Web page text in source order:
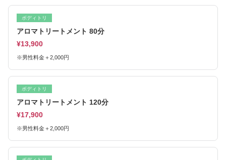
ボディトリ
アロマトリートメント 80分
¥13,900
※男性料金＋2,000円
ボディトリ
アロマトリートメント 120分
¥17,900
※男性料金＋2,000円